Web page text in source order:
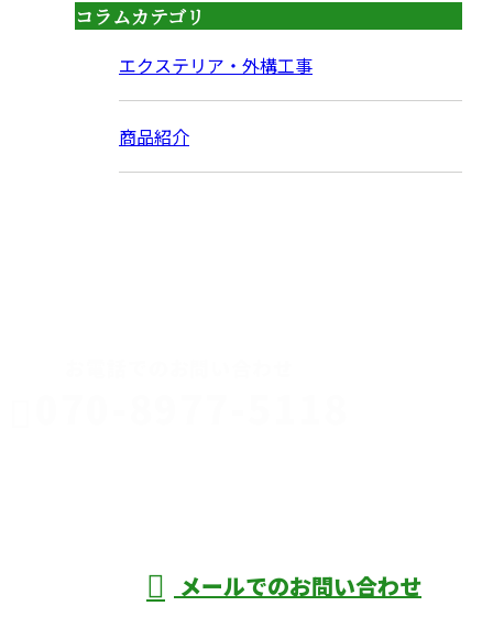
コラムカテゴリ
エクステリア・外構工事
商品紹介
メールでのお問い合わせ